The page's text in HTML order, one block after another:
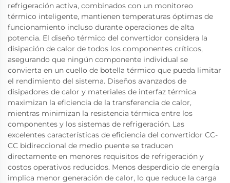
refrigeración activa, combinados con un monitoreo
térmico inteligente, mantienen temperaturas óptimas de
funcionamiento incluso durante operaciones de alta
potencia. El diseño térmico del convertidor considera la
disipación de calor de todos los componentes críticos,
asegurando que ningún componente individual se
convierta en un cuello de botella térmico que pueda limitar
el rendimiento del sistema. Diseños avanzados de
disipadores de calor y materiales de interfaz térmica
maximizan la eficiencia de la transferencia de calor,
mientras minimizan la resistencia térmica entre los
componentes y los sistemas de refrigeración. Las
excelentes características de eficiencia del convertidor CC-
CC bidireccional de medio puente se traducen
directamente en menores requisitos de refrigeración y
costos operativos reducidos. Menos desperdicio de energía
implica menor generación de calor, lo que reduce la carga